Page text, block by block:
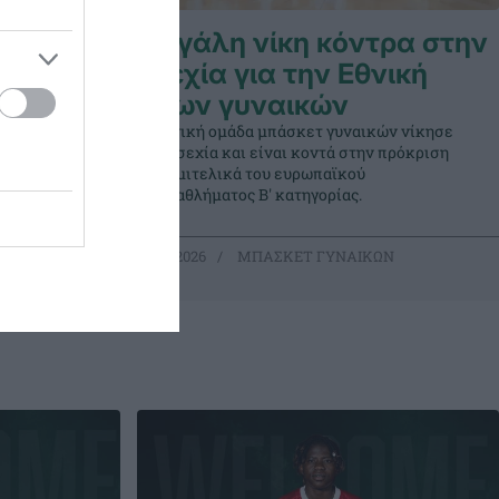
Μεγάλη νίκη κόντρα στην
Τσεχία για την Εθνική
Νέων γυναικών
Η Εθνική ομάδα μπάσκετ γυναικών νίκησε
την Τσεχία και είναι κοντά στην πρόκριση
στα ημιτελικά του ευρωπαϊκού
πρωταθλήματος Β' κατηγορίας.
08.07.2026 ΜΠΑΣΚΕΤ ΓΥΝΑΙΚΩΝ